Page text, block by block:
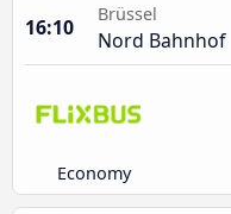
16:10
Brüssel
Nord Bahnhof
Economy